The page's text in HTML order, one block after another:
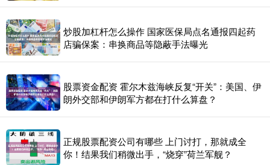
炒股加杠杆怎么操作 国家医保局点名通报四起药
店骗保案：串换商品等隐蔽手法曝光
股票资金配资 霍尔木兹海峡反复“开关”：美国、伊
朗外交部和伊朗军方都在打什么算盘？
正规股票配资公司有哪些 上门讨打，那就成全
你！结果我们稍微出手，“烧穿”荷兰军舰？